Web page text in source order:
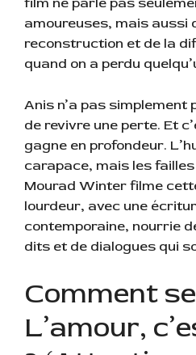
amoureuses, mais aussi
reconstruction et de la
quand on a perdu
Anis n’a pas simplement
de revivre une perte. Et
gagne en profondeur.
carapace, mais les
Mourad Winter filme
lourdeur, avec une
contemporaine, nourrie
dits et de dialogues qui
Comment
L’amour,